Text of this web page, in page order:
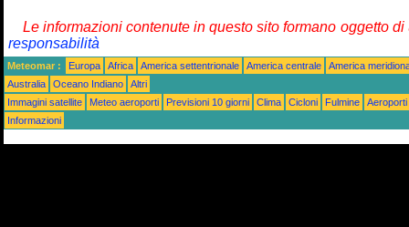
Le informazioni contenute in questo sito formano oggetto
responsabilità
Meteomar : Europa Africa America settentrionale America centrale
America
Australia
Oceano Indiano
Altri
Immagini satellite
Meteo aeroporti Previsioni 10 giorni Clima Cicloni Fulmine
Aeroporti
Informazioni